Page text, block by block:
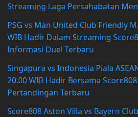
Streaming Laga Persahabatan
PSG vs Man United Club Friendly
WIB Hadir Dalam Streaming
Informasi Duel Terbaru
Singapura vs Indonesia Piala
20.00 WIB Hadir Bersama
Pertandingan Terbaru
Score808 Aston Villa vs Bayern